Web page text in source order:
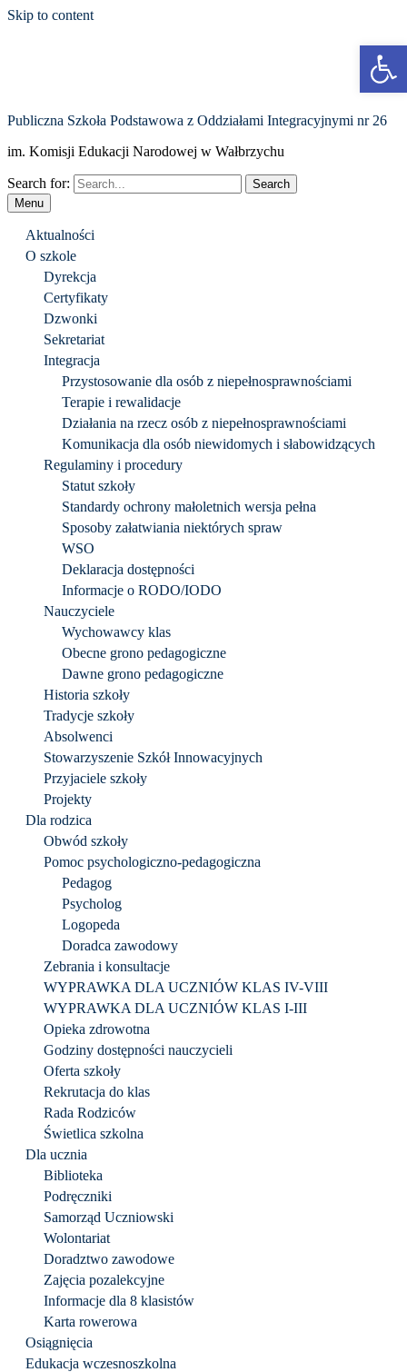
Skip to content
Publiczna Szkoła Podstawowa z Oddziałami Integracyjnymi nr 26
im. Komisji Edukacji Narodowej w Wałbrzychu
Search for:
Menu
Aktualności
O szkole
Dyrekcja
Certyfikaty
Dzwonki
Sekretariat
Integracja
Przystosowanie dla osób z niepełnosprawnościami
Terapie i rewalidacje
Działania na rzecz osób z niepełnosprawnościami
Komunikacja dla osób niewidomych i słabowidzących
Regulaminy i procedury
Statut szkoły
Standardy ochrony małoletnich wersja pełna
Sposoby załatwiania niektórych spraw
WSO
Deklaracja dostępności
Informacje o RODO/IODO
Nauczyciele
Wychowawcy klas
Obecne grono pedagogiczne
Dawne grono pedagogiczne
Historia szkoły
Tradycje szkoły
Absolwenci
Stowarzyszenie Szkół Innowacyjnych
Przyjaciele szkoły
Projekty
Dla rodzica
Obwód szkoły
Pomoc psychologiczno-pedagogiczna
Pedagog
Psycholog
Logopeda
Doradca zawodowy
Zebrania i konsultacje
WYPRAWKA DLA UCZNIÓW KLAS IV-VIII
WYPRAWKA DLA UCZNIÓW KLAS I-III
Opieka zdrowotna
Godziny dostępności nauczycieli
Oferta szkoły
Rekrutacja do klas
Rada Rodziców
Świetlica szkolna
Dla ucznia
Biblioteka
Podręczniki
Samorząd Uczniowski
Wolontariat
Doradztwo zawodowe
Zajęcia pozalekcyjne
Informacje dla 8 klasistów
Karta rowerowa
Osiągnięcia
Edukacja wczesnoszkolna
Otwórz